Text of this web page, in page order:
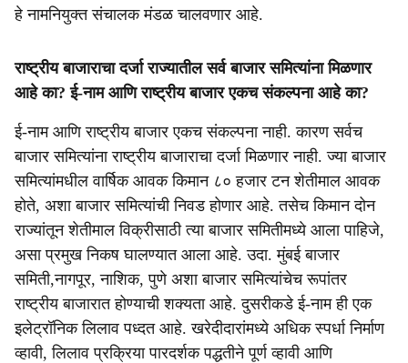
हे नामनियुक्त संचालक मंडळ चालवणार आहे.
राष्ट्रीय बाजाराचा दर्जा राज्यातील सर्व बाजार समित्यांना मिळणार
आहे का? ई-नाम आणि राष्ट्रीय बाजार एकच संकल्पना आहे का?
ई-नाम आणि राष्ट्रीय बाजार एकच संकल्पना नाही. कारण सर्वच
बाजार समित्यांना राष्ट्रीय बाजाराचा दर्जा मिळणार नाही. ज्या बाजार
समित्यांमधील वार्षिक आवक किमान ८० हजार टन शेतीमाल आवक
होते, अशा बाजार समित्यांची निवड होणार आहे. तसेच किमान दोन
राज्यांतून शेतीमाल विक्रीसाठी त्या बाजार समितीमध्ये आला पाहिजे,
असा प्रमुख निकष घालण्यात आला आहे. उदा. मुंबई बाजार
समिती,नागपूर, नाशिक, पुणे अशा बाजार समित्यांचेच रूपांतर
राष्ट्रीय बाजारात होण्याची शक्यता आहे. दुसरीकडे ई-नाम ही एक
इलेट्रॉनिक लिलाव पध्दत आहे. खरेदीदारांमध्ये अधिक स्पर्धा निर्माण
व्हावी, लिलाव प्रक्रिया पारदर्शक पद्धतीने पूर्ण व्हावी आणि